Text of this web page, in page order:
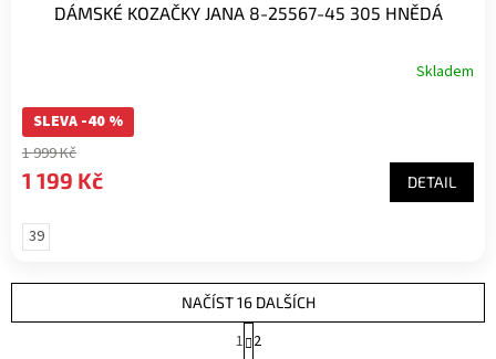
DÁMSKÉ KOZAČKY JANA 8-25567-45 305 HNĚDÁ
Skladem
SLEVA -40 %
1 999 Kč
1 199 Kč DETAIL
39
NAČÍST 16 DALŠÍCH
S
t
1 2